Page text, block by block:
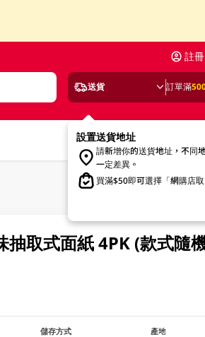
註
送貨 訂單滿
設置送貨地址
請新增你的送貨地址，不同
一定差異。
買滿$50即可選擇「網購店
抽取式面紙 4PK (款式隨
儲存方式
產地